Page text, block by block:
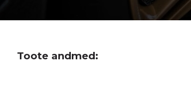
Toote andmed: